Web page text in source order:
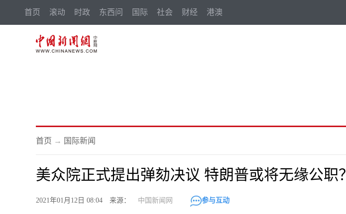
首页 滚动 时政 东西问 国际 社会 财经 港澳
首页 → 国际新闻
美众院正式提出弹劾决议 特朗普或将无缘公职？
2021年01月12日 08:04 来源： 中国新闻网 参与互动